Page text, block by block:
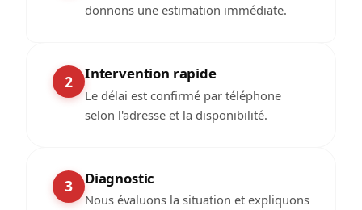
donnons une estimation immédiate.
2 Intervention rapide
Le délai est confirmé par téléphone
selon l'adresse et la disponibilité.
3 Diagnostic
Nous évaluons la situation et expliquons